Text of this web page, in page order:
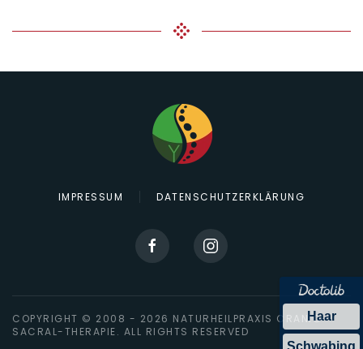
IMPRESSUM DATENSCHUTZERKLÄRUNG
COPYRIGHT © 2008 - 2026 NATURHEILPRAXIS CRANIO-
SACRAL-THERAPIE. ALL RIGHTS RESERVED
Haar
Schwabing